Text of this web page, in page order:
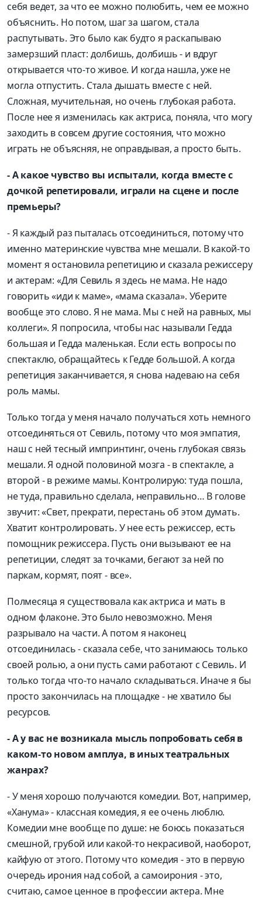
себя ведет, за что ее можно полюбить, чем ее можно
объяснить. Но потом, шаг за шагом, стала
распутывать. Это было как будто я раскапываю
замерзший пласт: долбишь, долбишь - и вдруг
открывается что-то живое. И когда нашла, уже не
могла отпустить. Стала дышать вместе с ней.
Сложная, мучительная, но очень глубокая работа.
После нее я изменилась как актриса, поняла, что могу
заходить в совсем другие состояния, что можно
играть не объясняя, не оправдывая, а просто быть.
- А какое чувство вы испытали, когда вместе с
дочкой репетировали, играли на сцене и после
премьеры?
- Я каждый раз пыталась отсоединиться, потому что
именно материнские чувства мне мешали. В какой-то
момент я остановила репетицию и сказала режиссеру
и актерам: «Для Севиль я здесь не мама. Не надо
говорить «иди к маме», «мама сказала». Уберите
вообще это слово. Я не мама. Мы с ней на равных, мы
коллеги». Я попросила, чтобы нас называли Гедда
большая и Гедда маленькая. Если есть вопросы по
спектаклю, обращайтесь к Гедде большой. А когда
репетиция заканчивается, я снова надеваю на себя
роль мамы.
Только тогда у меня начало получаться хоть немного
отсоединяться от Севиль, потому что моя эмпатия,
наш с ней тесный импринтинг, очень глубокая связь
мешали. Я одной половиной мозга - в спектакле, а
второй - в режиме мамы. Контролирую: туда пошла,
не туда, правильно сделала, неправильно… В голове
звучит: «Свет, прекрати, перестань об этом думать.
Хватит контролировать. У нее есть режиссер, есть
помощник режиссера. Пусть они вызывают ее на
репетиции, следят за точками, бегают за ней по
паркам, кормят, поят - все».
Полмесяца я существовала как актриса и мать в
одном флаконе. Это было невозможно. Меня
разрывало на части. А потом я наконец
отсоединилась - сказала себе, что занимаюсь только
своей ролью, а они пусть сами работают с Севиль. И
только тогда что-то начало складываться. Иначе я бы
просто закончилась на площадке - не хватило бы
ресурсов.
- А у вас не возникала мысль попробовать себя в
каком-то новом амплуа, в иных театральных
жанрах?
- У меня хорошо получаются комедии. Вот, например,
«Ханума» - классная комедия, я ее очень люблю.
Комедии мне вообще по душе: не боюсь показаться
смешной, грубой или какой-то некрасивой, наоборот,
кайфую от этого. Потому что комедия - это в первую
очередь ирония над собой, а самоирония - это,
считаю, самое ценное в профессии актера. Мне